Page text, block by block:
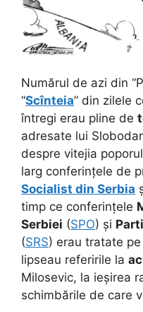
Numărul de azi din
“Scînteia” din zilele
întregi erau pline de
adresate lui
despre vitejia
larg conferințele de
Socialist din Serbia
timp ce conferințele
Serbiei (SPO) și
(SRS) erau tratate
lipseau referirile la
Milosevic, la ieșirea
schimbările de care